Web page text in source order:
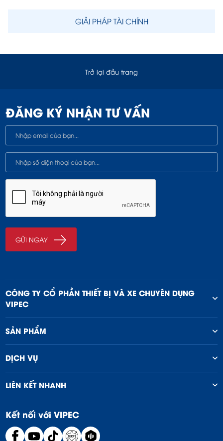
GIẢI PHÁP TÀI CHÍNH
Trở lại đầu trang
ĐĂNG KÝ NHẬN TƯ VẤN
CÔNG TY CỔ PHẦN THIẾT BỊ VÀ XE CHUYÊN DỤNG
VIPEC
SẢN PHẨM
DỊCH VỤ
LIÊN KẾT NHANH
Kết nối với VIPEC